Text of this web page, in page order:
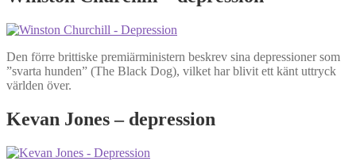
Den förre brittiske premiärministern beskrev sina depressioner som
”svarta hunden” (The Black Dog), vilket har blivit ett känt uttryck
världen över.
Kevan Jones – depression